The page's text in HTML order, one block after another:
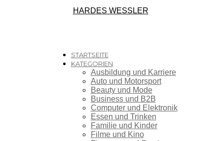
HARDES WESSLER
STARTSEITE
KATEGORIEN
Ausbildung und Karriere
Auto und Motorsport
Beauty und Mode
Business und B2B
Computer und Elektronik
Essen und Trinken
Familie und Kinder
Filme und Kino